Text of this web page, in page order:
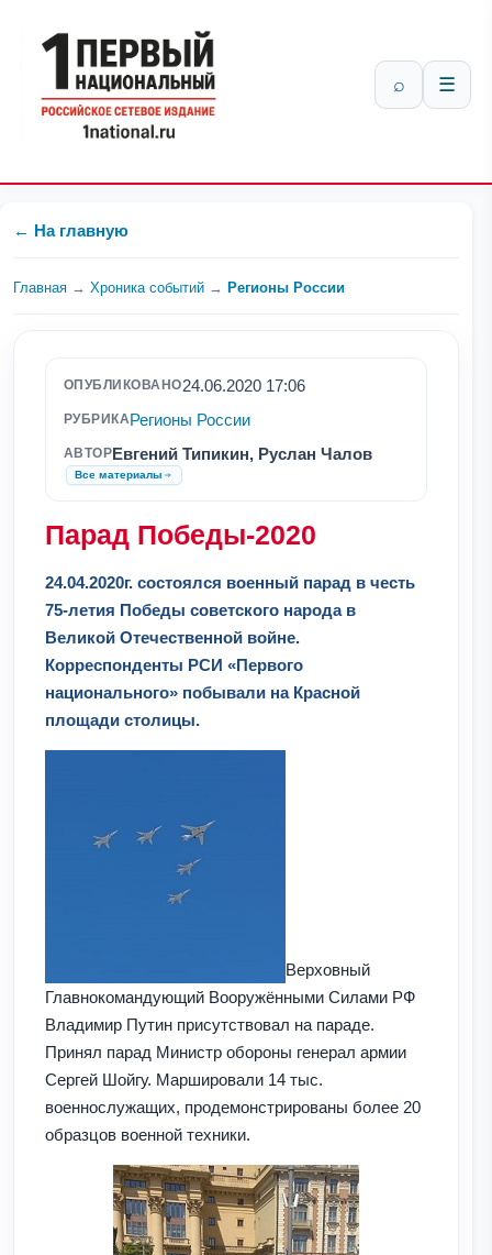
⌕ ☰
← На главную
Главная → Хроника событий → Регионы России
ОПУБЛИКОВАНО24.06.2020 17:06
РУБРИКАРегионы России
АВТОРЕвгений Типикин, Руслан Чалов
Все материалы
Парад Победы-2020
24.04.2020г. состоялся военный парад в честь
75-летия Победы советского народа в
Великой Отечественной войне.
Корреспонденты РСИ «Первого
национального» побывали на Красной
площади столицы.
Верховный
Главнокомандующий Вооружёнными Силами РФ
Владимир Путин присутствовал на параде.
Принял парад Министр обороны генерал армии
Сергей Шойгу. Маршировали 14 тыс.
военнослужащих, продемонстрированы более 20
образцов военной техники.